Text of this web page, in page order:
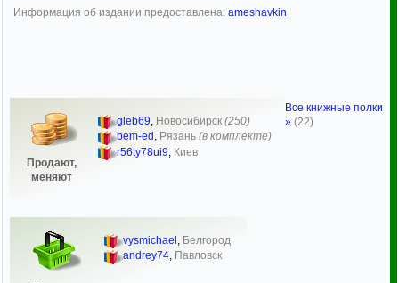
Информация об издании предоставлена: ameshavkin
Продают,
меняют
gleb69, Новосибирск (250)
bem-ed , Рязань (в комплекте)
r56ty78ui9 Киев
vysmichael , Белгород
andrey74, Павловск
Все книжные полки
» (22)